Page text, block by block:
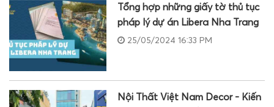
Tổng hợp những giấy tờ thủ tục
pháp lý dự án Libera Nha Trang
25/05/2024 16:33 PM
Nội Thất Việt Nam Decor - Kiến